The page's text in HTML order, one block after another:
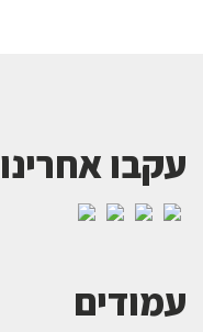
עקבו אחרינו
עמודים